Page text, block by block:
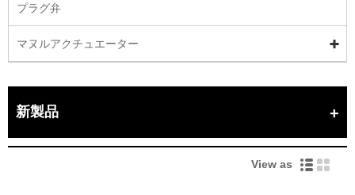
プラグ弁
マヌルアクチュエーター
新製品
View as